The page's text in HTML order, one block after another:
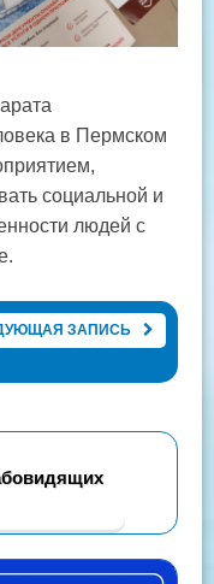
в Пермском
социальной и
людей с
ЗАПИСЬ